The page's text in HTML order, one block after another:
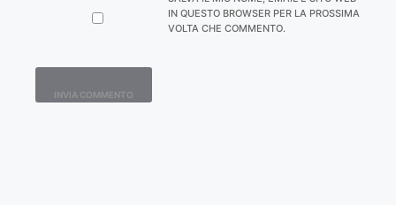
IN QUESTO BROWSER PER LA PROSSIMA
VOLTA CHE COMMENTO.